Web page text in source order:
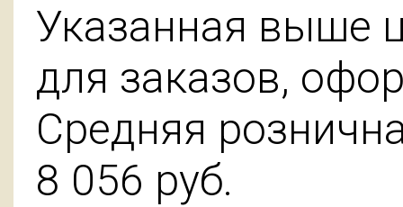
Указанная выше
для заказов,
Средняя
8 056 руб.